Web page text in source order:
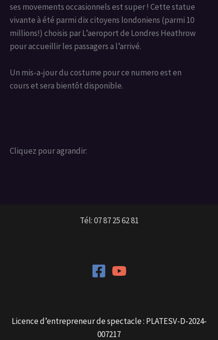
ses movements occasionnels est super ! Cette statue
vivante à été parmi dix citoyens londoniens (parmi 10
millions!) choisis par L’aeroport de Londres Heathrow
pour accueillir les passagers a l’arrivé.
Un mis-a-jour du costume pour ce numero est en
cours et sera bientôt disponible.
Cliquez pour agrandir:
Tél: 07 87 25 62 81
Licence d’entrepreneur de spectacle : PLATESV-D-2024-
007217